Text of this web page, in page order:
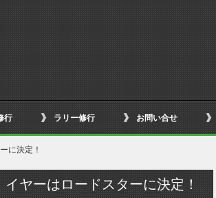
行 ラリー修行 お問い合せ
に決定！
ヤーはロードスターに決定！